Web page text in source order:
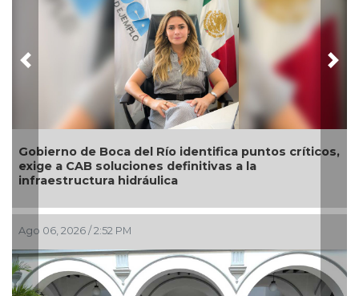
El diálogo directo define las prioridades de obras y
servicios en Xalapa a través del Día del Pueblo
Ago 06, 2026 / 2:00 PM
Previous